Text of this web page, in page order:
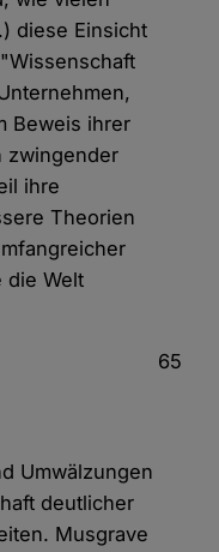
diese Einsicht
Beweis ihrer
zwingender
ihre
Theorien
die Welt
65
Umwälzungen
deutlicher
Musgrave